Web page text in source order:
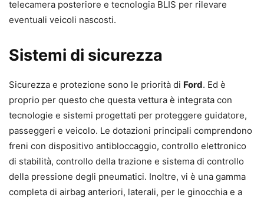
telecamera posteriore e tecnologia BLIS per rilevare
eventuali veicoli nascosti.
Sistemi di sicurezza
Sicurezza e protezione sono le priorità di Ford. Ed è
proprio per questo che questa vettura è integrata con
tecnologie e sistemi progettati per proteggere guidatore,
passeggeri e veicolo. Le dotazioni principali comprendono
freni con dispositivo antibloccaggio, controllo elettronico
di stabilità, controllo della trazione e sistema di controllo
della pressione degli pneumatici. Inoltre, vi è una gamma
completa di airbag anteriori, laterali, per le ginocchia e a